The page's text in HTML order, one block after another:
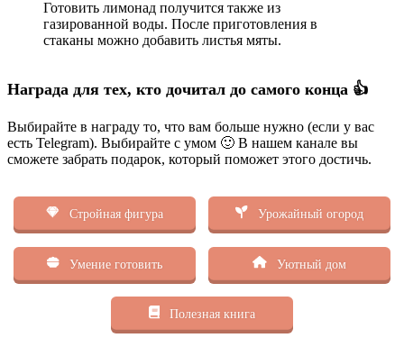
Готовить лимонад получится также из
газированной воды. После приготовления в
стаканы можно добавить листья мяты.
Награда для тех, кто дочитал до самого конца 👍
Выбирайте в награду то, что вам больше нужно (если у вас
есть Telegram). Выбирайте с умом 🙂 В нашем канале вы
сможете забрать подарок, который поможет этого достичь.
Стройная фигура Урожайный огород
Умение готовить Уютный дом
Полезная книга